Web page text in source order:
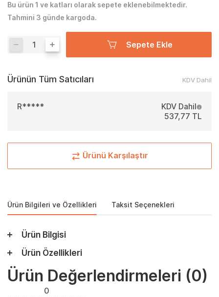
Bu ürün 1 ve katları olarak sepete eklenebilmektedir.
Tahmini 3 günde kargoda.
Sepete Ekle
Ürünün Tüm Satıcıları KDV Dahil
R*****
KDV Dahil
537,77 TL
Ürünü Karşılaştır
Ürün Bilgileri ve Özellikleri Taksit Seçenekleri
Ürün Bilgisi
Ürün Özellikleri
Ürün Değerlendirmeleri (0)
0